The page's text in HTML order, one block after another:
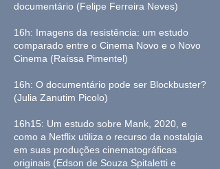
documentário (Felipe Ferreira Neves)
16h: Imagens da resistência: um estudo
comparado entre o Cinema Novo e o Novo
Cinema (Raíssa Pimentel)
16h: O documentário pode ser Blockbuster?
(Julia Zanutim Picolo)
16h15: Um estudo sobre Mank, 2020, e
como a Netflix utiliza o recurso da nostalgia
em suas produções cinematográficas
originais (Edson de Souza Spitaletti e